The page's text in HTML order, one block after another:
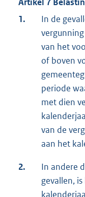
1.
In de
van het
of boven
periode
met dien
van de
aan het
2.
In andere
gevallen,